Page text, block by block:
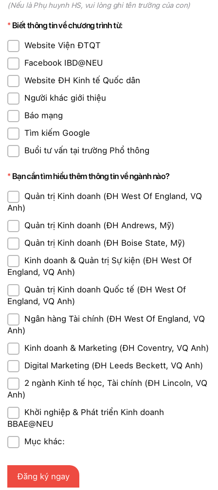
(Nếu là Phụ huynh HS, vui lòng ghi tên trường của con)
Biết thông tin về chương trình từ:
Website Viện ĐTQT
Facebook IBD@NEU
Website ĐH Kinh tế Quốc dân
Người khác giới thiệu
Báo mạng
Tìm kiếm Google
Buổi tư vấn tại trường Phổ thông
Bạn cần tìm hiểu thêm thông tin về ngành nào?
Quản trị Kinh doanh (ĐH West Of England, VQ
Anh)
Quản trị Kinh doanh (ĐH Andrews, Mỹ)
Quản trị Kinh doanh (ĐH Boise State, Mỹ)
Kinh doanh & Quản trị Sự kiện (ĐH West Of
England, VQ Anh)
Quản trị Kinh doanh Quốc tế (ĐH West Of
England, VQ Anh)
Ngân hàng Tài chính (ĐH West Of England, VQ
Anh)
Kinh doanh & Marketing (ĐH Coventry, VQ Anh)
Digital Marketing (ĐH Leeds Beckett, VQ Anh)
2 ngành Kinh tế học, Tài chính (ĐH Lincoln, VQ
Anh)
Khởi nghiệp & Phát triển Kinh doanh
BBAE@NEU
Mục khác: